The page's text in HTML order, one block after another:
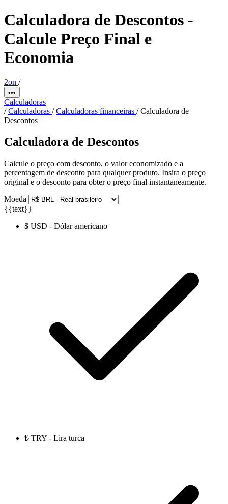
Calculadora de Descontos -
Calcule Preço Final e
Economia
2on /
•••
Calculadoras
/ Calculadoras / Calculadoras financeiras / Calculadora de
Descontos
Calculadora de Descontos
Calcule o preço com desconto, o valor economizado e a
percentagem de desconto para qualquer produto. Insira o preço
original e o desconto para obter o preço final instantaneamente.
Moeda
{{text}}
$ USD - Dólar americano
₺ TRY - Lira turca